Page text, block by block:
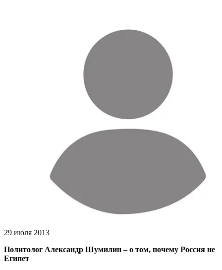
29 июля 2013
Политолог Александр Шумилин – о том, почему Россия не
Египет